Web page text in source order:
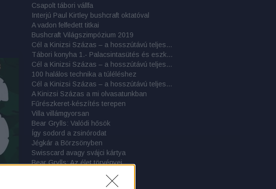
Csapolt tábori vállfa
Interjú Paul Kirtley bushcraft oktatóval
A vadon felfedett titkai
Bushcraft Világszimpózium 2019
Cél a Kinizsi Százas – a hosszútávú teljesítménytúrázás titkai: 9. rész – 2018-as beszámolók
Tábori konyha 1.- Palacsintasütés és eszközei
Cél a Kinizsi Százas – a hosszútávú teljesítménytúrázás titkai: 8. rész - 2017-es beszámolók
100 halálos technika a túléléshez
Cél a Kinizsi Százas – a hosszútávú teljesítménytúrázás titkai: 7. rész - 2016-os beszámolók
A Kinizsi Százas a mi olvasatunkban
Fűrészkeret-készítés terepen
Villa villámgyorsan
Bear Grylls: Valódi hősök
Így sodord a zsinórodat
Jégkár a Börzsönyben
Swisscard avagy svájci kártya
Bear Grylls: Az élet törvényei